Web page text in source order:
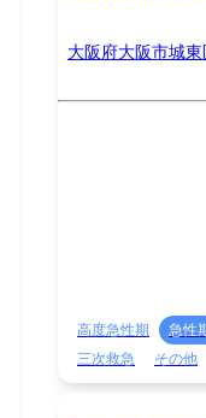
大阪府大阪市城
高度急性期 急性
三次救急
その他